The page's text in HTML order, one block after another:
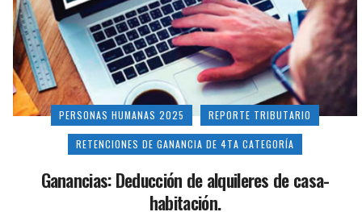
PERSONAS HUMANAS 2025 REPORTE TRIBUTARIO
RETENCIONES DE GANANCIA DE 4TA CATEGORÍA
Ganancias: Deducción de alquileres de casa-
habitación.